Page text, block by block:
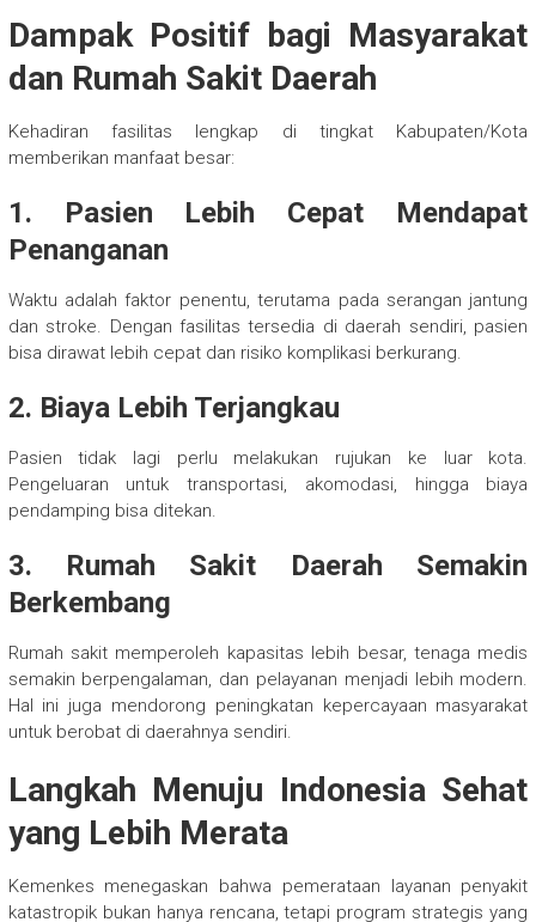
Dampak Positif bagi Masyarakat
dan Rumah Sakit Daerah
Kehadiran fasilitas lengkap di tingkat Kabupaten/Kota
memberikan manfaat besar:
1. Pasien Lebih Cepat Mendapat
Penanganan
Waktu adalah faktor penentu, terutama pada serangan jantung
dan stroke. Dengan fasilitas tersedia di daerah sendiri, pasien
bisa dirawat lebih cepat dan risiko komplikasi berkurang.
2. Biaya Lebih Terjangkau
Pasien tidak lagi perlu melakukan rujukan ke luar kota.
Pengeluaran untuk transportasi, akomodasi, hingga biaya
pendamping bisa ditekan.
3. Rumah Sakit Daerah Semakin
Berkembang
Rumah sakit memperoleh kapasitas lebih besar, tenaga medis
semakin berpengalaman, dan pelayanan menjadi lebih modern.
Hal ini juga mendorong peningkatan kepercayaan masyarakat
untuk berobat di daerahnya sendiri.
Langkah Menuju Indonesia Sehat
yang Lebih Merata
Kemenkes menegaskan bahwa pemerataan layanan penyakit
katastropik bukan hanya rencana, tetapi program strategis yang